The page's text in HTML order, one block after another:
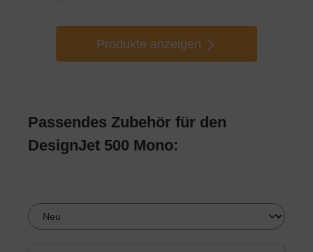
Produkte anzeigen
Passendes Zubehör für den
DesignJet 500 Mono: